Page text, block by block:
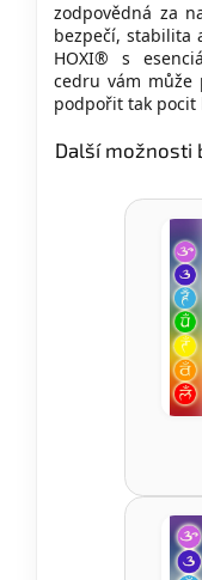
zodpovědná za
bezpečí, stabilita
HOXI® s
cedru vám může
podpořit tak
Další možnosti